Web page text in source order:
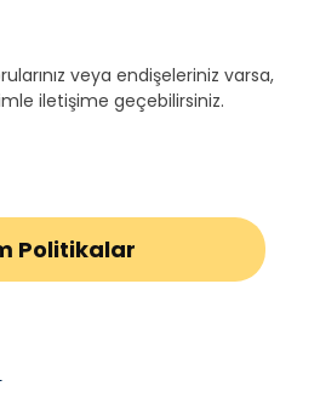
veya endişeleriniz varsa,
iletişime geçebilirsiniz.
Politikalar